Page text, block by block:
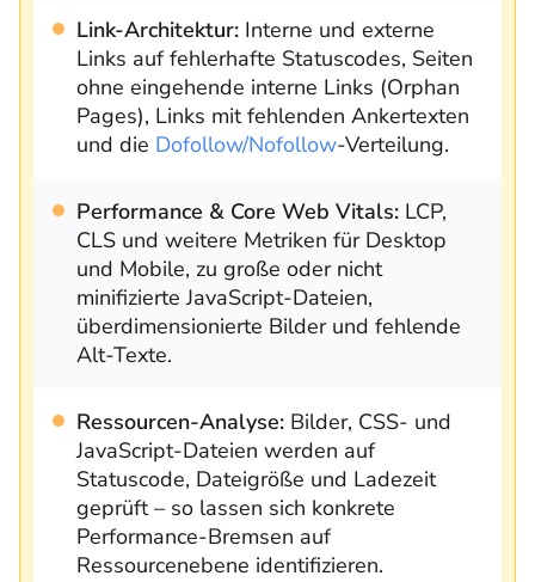
Link-Architektur: Interne und externe
Links auf fehlerhafte Statuscodes, Seiten
ohne eingehende interne Links (Orphan
Pages), Links mit fehlenden Ankertexten
und die Dofollow/Nofollow-Verteilung.
Performance & Core Web Vitals: LCP,
CLS und weitere Metriken für Desktop
und Mobile, zu große oder nicht
minifizierte JavaScript-Dateien,
überdimensionierte Bilder und fehlende
Alt-Texte.
Ressourcen-Analyse: Bilder, CSS- und
JavaScript-Dateien werden auf
Statuscode, Dateigröße und Ladezeit
geprüft – so lassen sich konkrete
Performance-Bremsen auf
Ressourcenebene identifizieren.